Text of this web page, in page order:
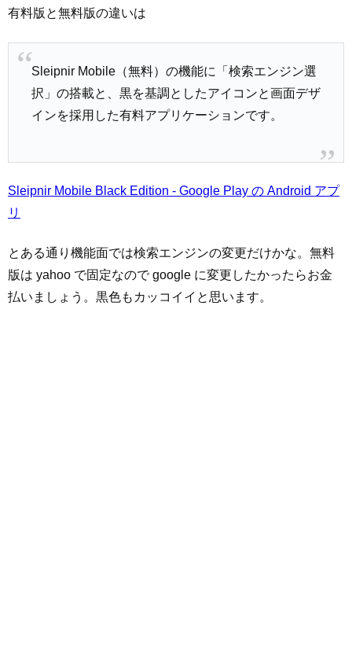
有料版と無料版の違いは
Sleipnir Mobile（無料）の機能に「検索エンジン選
択」の搭載と、黒を基調としたアイコンと画面デザ
インを採用した有料アプリケーションです。
Sleipnir Mobile Black Edition - Google Play の Android アプ
リ
とある通り機能面では検索エンジンの変更だけかな。無料
版は yahoo で固定なので google に変更したかったらお金
払いましょう。黒色もカッコイイと思います。